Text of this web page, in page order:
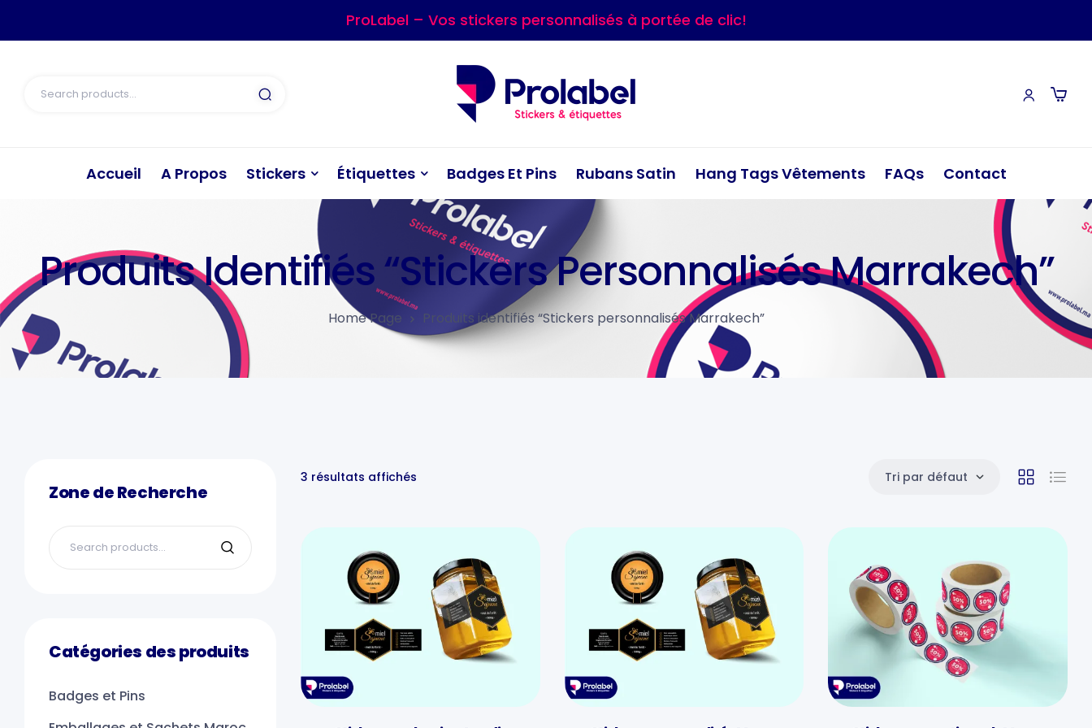
ProLabel – Vos stickers personnalisés à portée de clic!
Accueil A Propos Stickers Étiquettes Badges Et Pins Rubans Satin Hang Tags Vêtements FAQs Contact
Produits Identifiés “Stickers Personnalisés Marrakech”
Home Page Produits identifiés “Stickers personnalisés Marrakech”
3 résultats affichés Tri par défaut
Zone de Recherche
Catégories des produits
Badges et Pins